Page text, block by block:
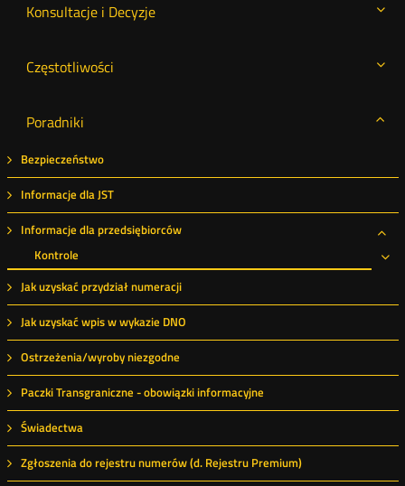
Konsultacje i Decyzje
Częstotliwości
Poradniki
Bezpieczeństwo
Informacje dla JST
Informacje dla przedsiębiorców
Kontrole
Jak uzyskać przydział numeracji
Jak uzyskać wpis w wykazie DNO
Ostrzeżenia/wyroby niezgodne
Paczki Transgraniczne - obowiązki informacyjne
Świadectwa
Zgłoszenia do rejestru numerów (d. Rejestru Premium)